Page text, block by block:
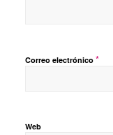
Correo electrónico *
Web